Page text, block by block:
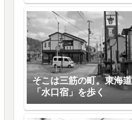
そこは三筋の町。東海
「水口宿」を歩く